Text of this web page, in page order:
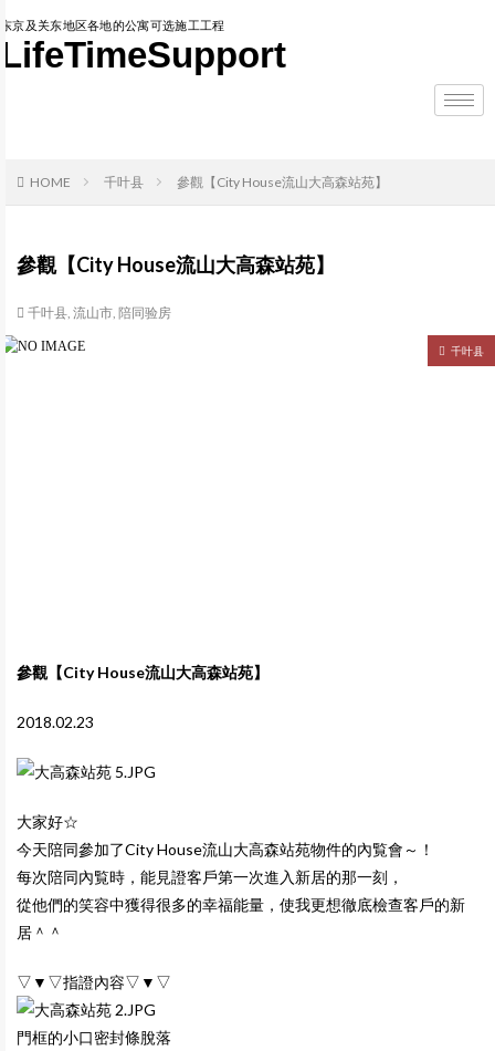
东京及关东地区各地的公寓可选施工工程
LifeTimeSupport
HOME 千叶县 參觀【City House流山大高森站苑】
參觀【City House流山大高森站苑】
千叶县, 流山市, 陪同验房
千叶县
參觀【City House流山大高森站苑】
2018.02.23
大家好☆
今天陪同參加了City House流山大高森站苑物件的內覧會～！
每次陪同內覧時，能見證客戶第一次進入新居的那一刻，
從他們的笑容中獲得很多的幸福能量，使我更想徹底檢查客戶的新
居＾＾
▽▼▽指證內容▽▼▽
門框的小口密封條脫落